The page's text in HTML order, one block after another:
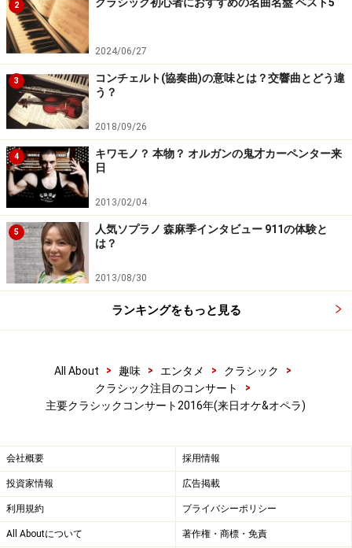
2
2024/06/27
3
コンチェルト(協奏曲)の意味とは？交響曲とどう違
う？
2018/09/26
4
キワモノ？ 本物？ オルガンの鬼才カーペンター来
日
2013/02/04
5
人気ソプラノ 森麻季インタビュー 911の体験と
は？
2013/08/30
ランキングをもっと見る
All About > 趣味 > エンタメ > クラシック
>
クラシック注目のコンサート
>
主要クラシックコンサート2016年(来日オケ&オペラ)
会社概要 採用情報
投資家情報 広告掲載
利用規約 プライバシーポリシー
All Aboutについて 著作権・商標・免責